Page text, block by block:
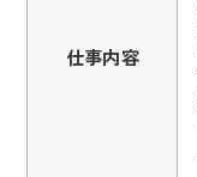
仕事内容